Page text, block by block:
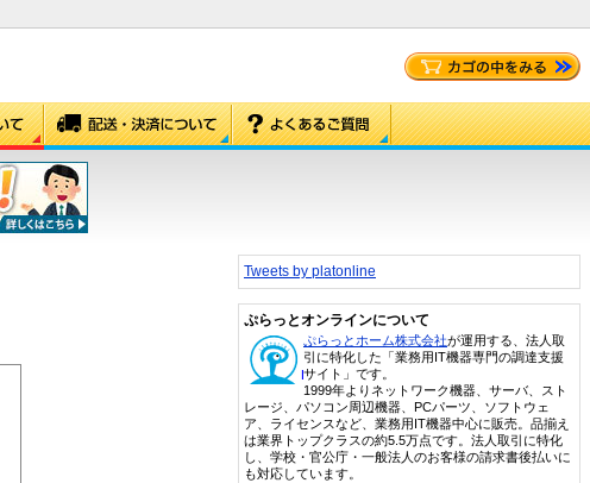
Tweets by platonline
ぷらっとオンラインについて
ぷらっとホーム株式会社が運用する、法人取
引に特化した「業務用IT機器専門の調達支援
サイト」です。
1999年よりネットワーク機器、サーバ、スト
レージ、パソコン周辺機器、PCパーツ、ソフトウェ
ア、ライセンスなど、業務用IT機器中心に販売。品揃え
は業界トップクラスの約5.5万点です。法人取引に特化
し、学校・官公庁・一般法人のお客様の請求書後払いに
も対応しています。